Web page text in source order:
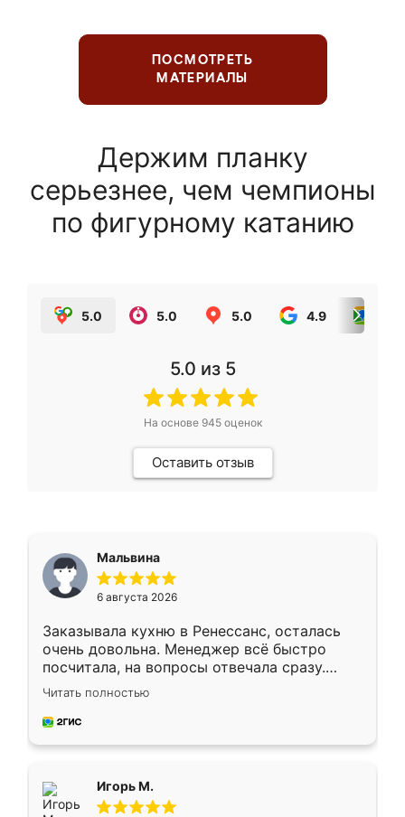
ПОСМОТРЕТЬ
МАТЕРИАЛЫ
Держим планку
серьезнее, чем чемпионы
по фигурному катанию
5.0 5.0 5.0 4.9
5.0 из 5
На основе 945оценок
Оставить отзыв
Мальвина
6 августа 2026
Заказывала кухню в Ренессанс, осталась
очень довольна. Менеджер всё быстро
посчитала, на вопросы отвечала сразу.
Замерщик приехал в субботу, подошёл к
делу со всей ответственностью. Собрали
за день, ребята работали аккуратно, даже
Читать полностью
Игорь М.